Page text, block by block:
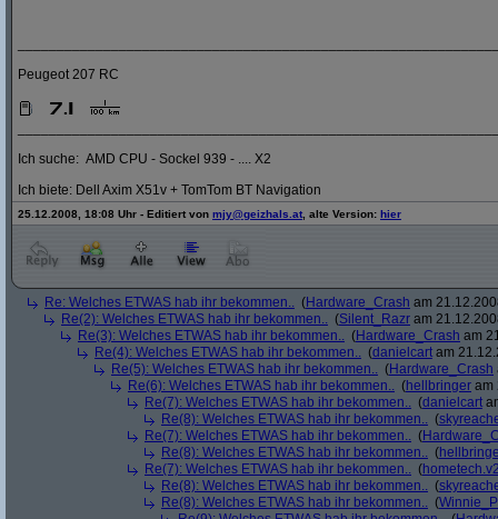
Peugeot 207 RC
Ich suche: AMD CPU - Sockel 939 - .... X2
Ich biete: Dell Axim X51v + TomTom BT Navigation
25.12.2008, 18:08 Uhr - Editiert von mjy@geizhals.at , alte Version: hier
Re: Welches ETWAS hab ihr bekommen.. (Hardware_Crash am
Re(2): Welches ETWAS hab ihr bekommen.. (Silent_Razr am
Re(3): Welches ETWAS hab ihr bekommen.. (Hardware_Crash am
Re(4): Welches ETWAS hab ihr bekommen.. (danielcart am
Re(5): Welches ETWAS hab ihr bekommen.. (Hardware_Crash
Re(6): Welches ETWAS hab ihr bekommen.. (hellbringer am
Re(7): Welches ETWAS hab ihr bekommen.. (danielcart
Re(8): Welches ETWAS hab ihr bekommen.. (
Re(7): Welches ETWAS hab ihr bekommen.. (
Re(8): Welches ETWAS hab ihr bekommen.. (
Re(7): Welches ETWAS hab ihr bekommen.. (
Re(8): Welches ETWAS hab ihr bekommen.. (
Re(8): Welches ETWAS hab ihr bekommen.. (